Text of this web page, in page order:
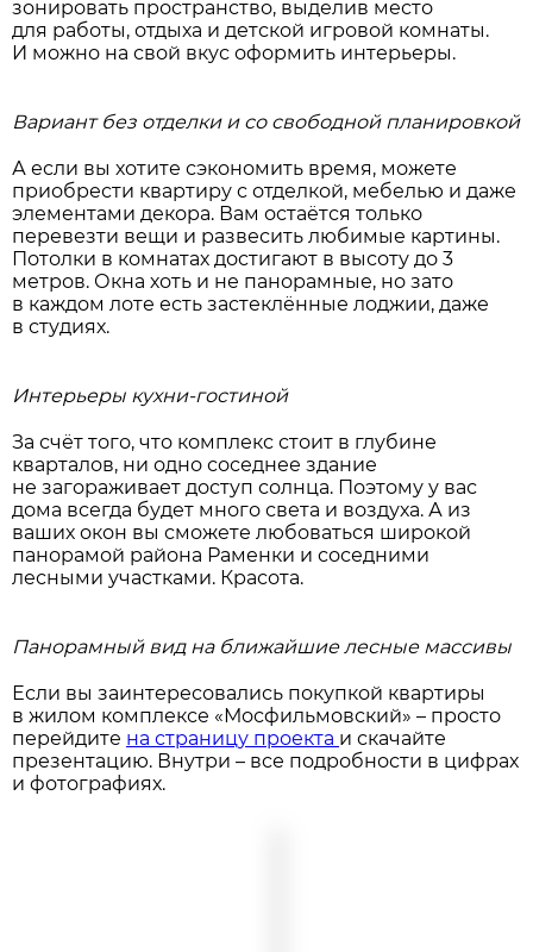
зонировать пространство, выделив место
для работы, отдыха и детской игровой комнаты.
И можно на свой вкус оформить интерьеры.
Вариант без отделки и со свободной планировкой
А если вы хотите сэкономить время, можете
приобрести квартиру с отделкой, мебелью и даже
элементами декора. Вам остаётся только
перевезти вещи и развесить любимые картины.
Потолки в комнатах достигают в высоту до 3
метров. Окна хоть и не панорамные, но зато
в каждом лоте есть застеклённые лоджии, даже
в студиях.
Интерьеры кухни-гостиной
За счёт того, что комплекс стоит в глубине
кварталов, ни одно соседнее здание
не загораживает доступ солнца. Поэтому у вас
дома всегда будет много света и воздуха. А из
ваших окон вы сможете любоваться широкой
панорамой района Раменки и соседними
лесными участками. Красота.
Панорамный вид на ближайшие лесные массивы
Если вы заинтересовались покупкой квартиры
в жилом комплексе «Мосфильмовский» – просто
перейдите на страницу проекта и скачайте
презентацию. Внутри – все подробности в цифрах
и фотографиях.